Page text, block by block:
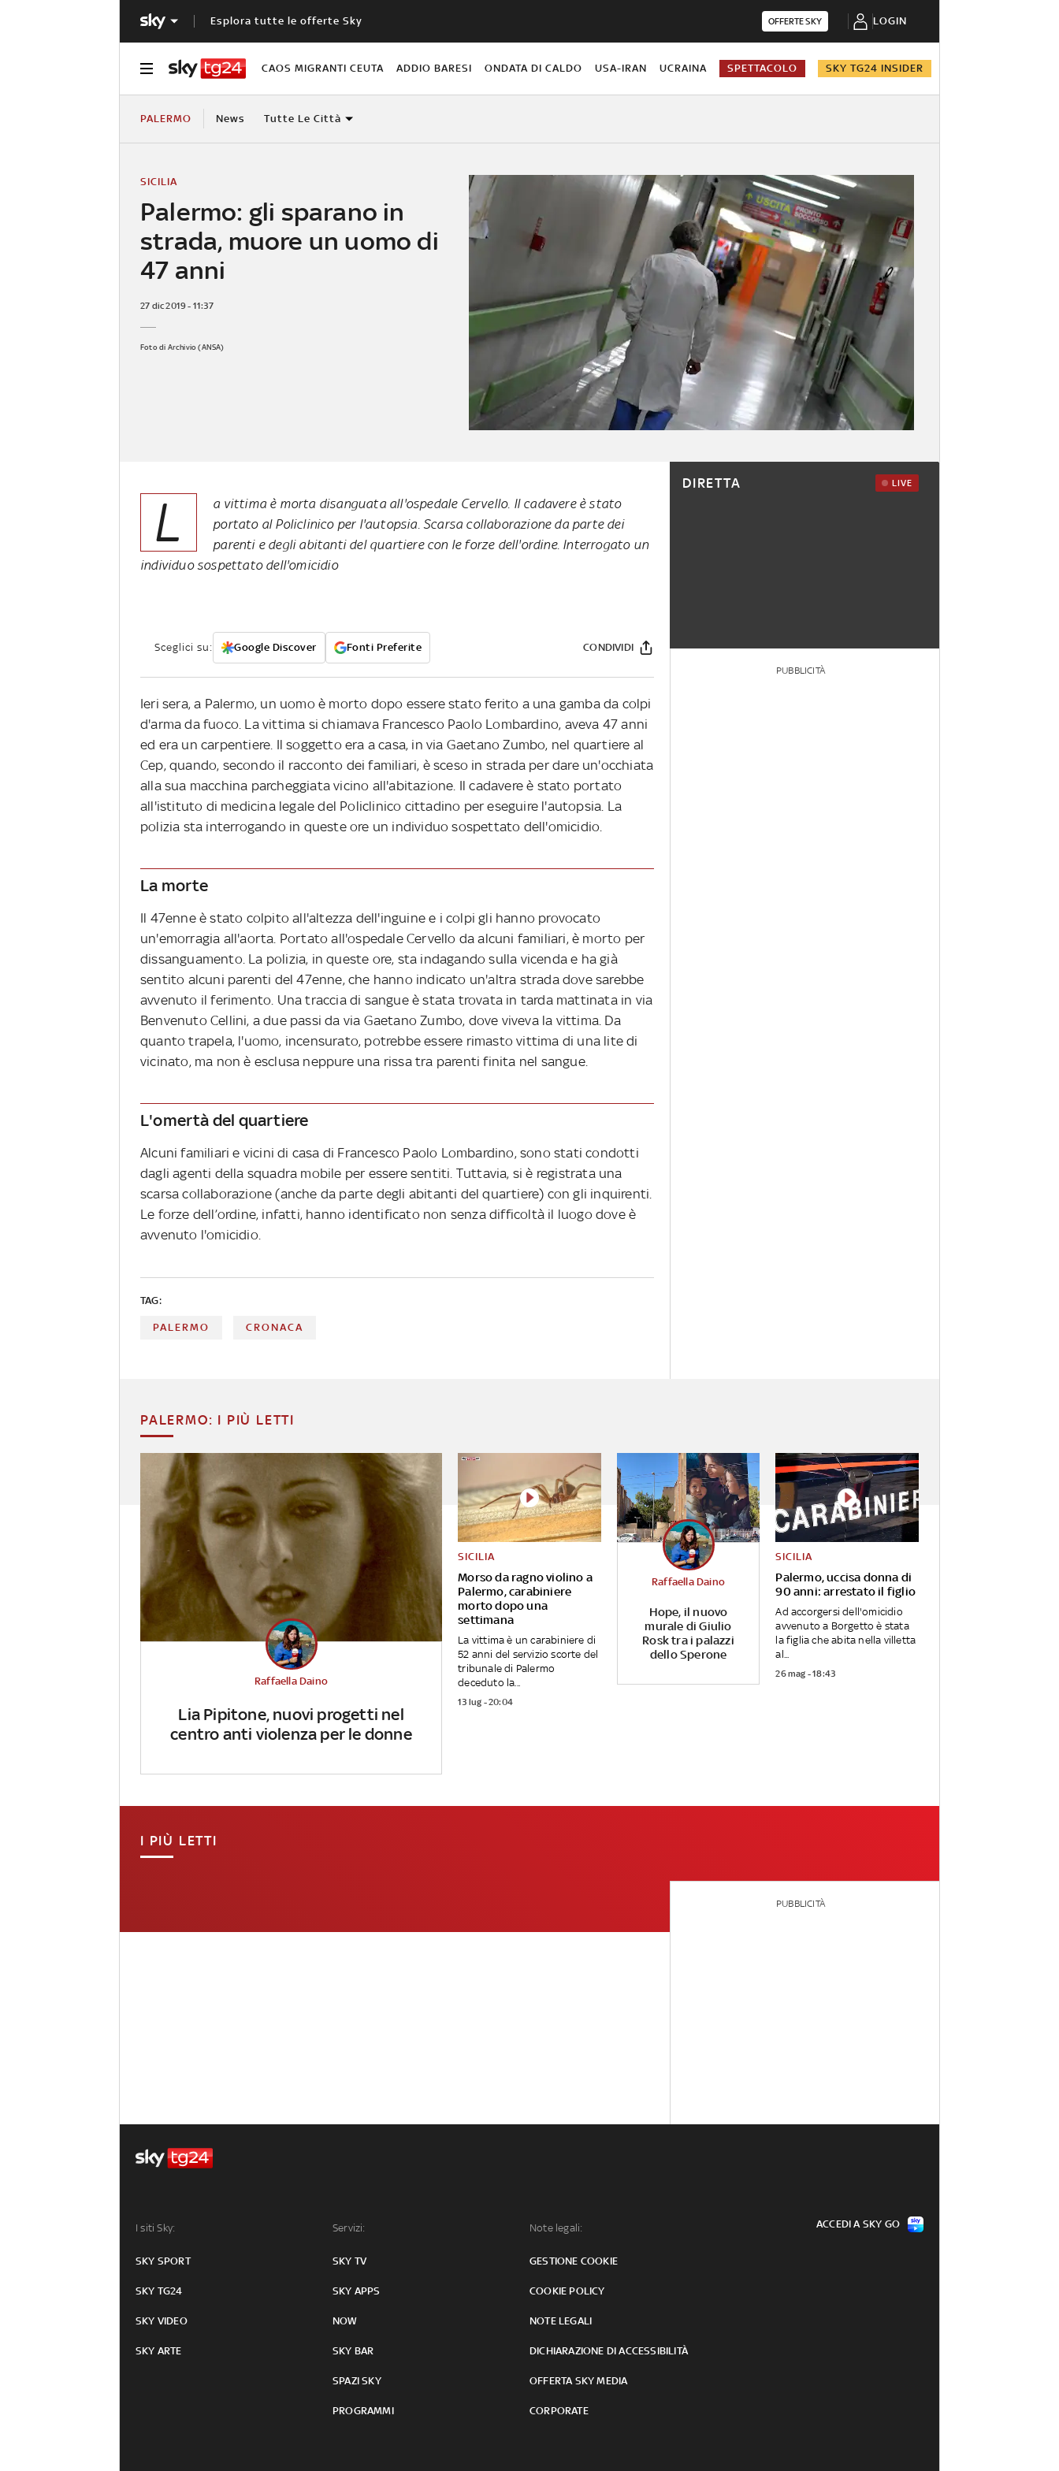
Esplora tutte le offerte Sky OFFERTE SKY LOGIN
CAOS MIGRANTI CEUTA ADDIO BARESI ONDATA DI CALDO USA-IRAN UCRAINA SPETTACOLO SKY TG24 INSIDER
PALERMO News Tutte Le Città
Palermo: gli sparano in
strada, muore un uomo di
47 anni
SICILIA
27 dic 2019 - 11:37
Foto di Archivio (ANSA)
L
a vittima è morta disanguata all'ospedale Cervello. Il cadavere è stato
portato al Policlinico per l'autopsia. Scarsa collaborazione da parte dei
parenti e degli abitanti del quartiere con le forze dell'ordine. Interrogato un
individuo sospettato dell'omicidio
Sceglici su: Google Discover Fonti Preferite CONDIVIDI
Ieri sera, a Palermo, un uomo è morto dopo essere stato ferito a una gamba da colpi
d'arma da fuoco. La vittima si chiamava Francesco Paolo Lombardino, aveva 47 anni
ed era un carpentiere. Il soggetto era a casa, in via Gaetano Zumbo, nel quartiere al
Cep, quando, secondo il racconto dei familiari, è sceso in strada per dare un'occhiata
alla sua macchina parcheggiata vicino all'abitazione. Il cadavere è stato portato
all'istituto di medicina legale del Policlinico cittadino per eseguire l'autopsia. La
polizia sta interrogando in queste ore un individuo sospettato dell'omicidio.
La morte
Il 47enne è stato colpito all'altezza dell'inguine e i colpi gli hanno provocato
un'emorragia all'aorta. Portato all'ospedale Cervello da alcuni familiari, è morto per
dissanguamento. La polizia, in queste ore, sta indagando sulla vicenda e ha già
sentito alcuni parenti del 47enne, che hanno indicato un'altra strada dove sarebbe
avvenuto il ferimento. Una traccia di sangue è stata trovata in tarda mattinata in via
Benvenuto Cellini, a due passi da via Gaetano Zumbo, dove viveva la vittima. Da
quanto trapela, l'uomo, incensurato, potrebbe essere rimasto vittima di una lite di
vicinato, ma non è esclusa neppure una rissa tra parenti finita nel sangue.
L'omertà del quartiere
Alcuni familiari e vicini di casa di Francesco Paolo Lombardino, sono stati condotti
dagli agenti della squadra mobile per essere sentiti. Tuttavia, si è registrata una
scarsa collaborazione (anche da parte degli abitanti del quartiere) con gli inquirenti.
Le forze dell’ordine, infatti, hanno identificato non senza difficoltà il luogo dove è
avvenuto l'omicidio.
TAG:
PALERMO CRONACA
DIRETTA LIVE
PUBBLICITÀ
PALERMO: I PIÙ LETTI
Lia Pipitone, nuovi progetti nel
centro anti violenza per le donne
Raffaella Daino
Morso da ragno violino a
Palermo, carabiniere
morto dopo una
settimana
SICILIA
La vittima è un carabiniere di
52 anni del servizio scorte del
tribunale di Palermo
deceduto la...
13 lug - 20:04
Hope, il nuovo
murale di Giulio
Rosk tra i palazzi
dello Sperone
Raffaella Daino
Palermo, uccisa donna di
90 anni: arrestato il figlio
SICILIA
Ad accorgersi dell'omicidio
avvenuto a Borgetto è stata
la figlia che abita nella villetta
al...
26 mag - 18:43
I PIÙ LETTI
PUBBLICITÀ
I siti Sky:
SKY SPORT
SKY TG24
SKY VIDEO
SKY ARTE
Servizi:
SKY TV
SKY APPS
NOW
SKY BAR
SPAZI SKY
PROGRAMMI
Note legali:
GESTIONE COOKIE
COOKIE POLICY
NOTE LEGALI
DICHIARAZIONE DI ACCESSIBILITÀ
OFFERTA SKY MEDIA
CORPORATE
ACCEDI A SKY GO